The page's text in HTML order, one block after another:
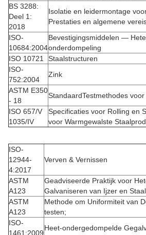
BS 3288:
Deel 1:
2018
Isolatie en leidermontage
Prestaties en algemene
ISO-
10684:2004
Bevestigingsmiddelen —
onderdompeling
ISO 10721
Staalstructuren
ISO-
752:2004
Zink
ASTM E350
- 18
StandaardTestmethodes
ISO 657/V
1035/IV
Specificaties voor Rolling en
voor Warmgewalste
ISO-
12944-
4:2017
Verven & Vernissen
ASTM
A123
Geadviseerde Praktijk voor
Galvaniseren van Ijzer en
ASTM
A123
Methode om Uniformiteit van
testen;
ISO-
1461:2009
Heet-ondergedompelde